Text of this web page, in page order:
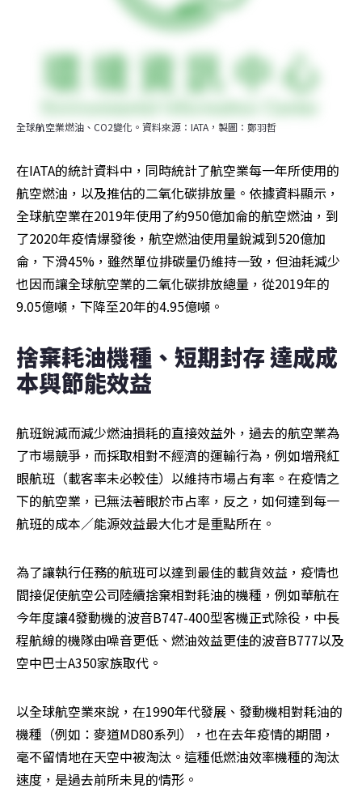
全球航空業燃油、CO2變化。資料來源：IATA，製圖：鄭羽哲
在IATA的統計資料中，同時統計了航空業每一年所使用的
航空燃油，以及推估的二氧化碳排放量。依據資料顯示，
全球航空業在2019年使用了約950億加侖的航空燃油，到
了2020年疫情爆發後，航空燃油使用量銳減到520億加
侖，下滑45%，雖然單位排碳量仍維持一致，但油耗減少
也因而讓全球航空業的二氧化碳排放總量，從2019年的
9.05億噸，下降至20年的4.95億噸。
捨棄耗油機種、短期封存 達成成
本與節能效益
航班銳減而減少燃油損耗的直接效益外，過去的航空業為
了市場競爭，而採取相對不經濟的運輸行為，例如增飛紅
眼航班（載客率未必較佳）以維持市場占有率。在疫情之
下的航空業，已無法著眼於市占率，反之，如何達到每一
航班的成本／能源效益最大化才是重點所在。
為了讓執行任務的航班可以達到最佳的載貨效益，疫情也
間接促使航空公司陸續捨棄相對耗油的機種，例如華航在
今年度讓4發動機的波音B747-400型客機正式除役，中長
程航線的機隊由噪音更低、燃油效益更佳的波音B777以及
空中巴士A350家族取代。
以全球航空業來說，在1990年代發展、發動機相對耗油的
機種（例如：麥道MD80系列），也在去年疫情的期間，
毫不留情地在天空中被淘汰。這種低燃油效率機種的淘汰
速度，是過去前所未見的情形。